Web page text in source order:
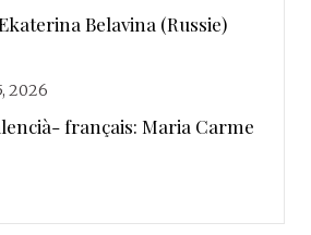
Belavina (Russie)
2026
français: Maria Carme